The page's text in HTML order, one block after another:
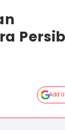
Persib
Add